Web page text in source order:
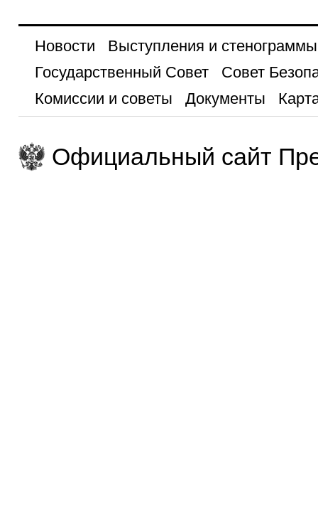
Новости
Выступления и стенограммы
Государственный Совет
Совет
Комиссии и советы
Документы
Официальный сайт